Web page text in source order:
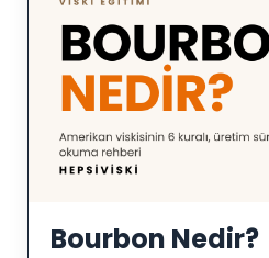
Bourbon Nedir?